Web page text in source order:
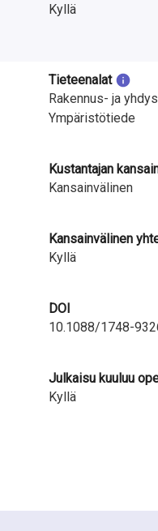
Kyllä
Tieteenalat
Rakennus- ja
Ympäristötiede
Kustantajan
Kansainvälinen
Kansainvälinen
Kyllä
DOI
10.1088/1748-
Julkaisu kuuluu
Kyllä